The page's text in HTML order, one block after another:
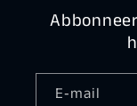
E‑mail